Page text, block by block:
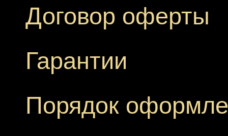
Договор оферты
Гарантии
Порядок